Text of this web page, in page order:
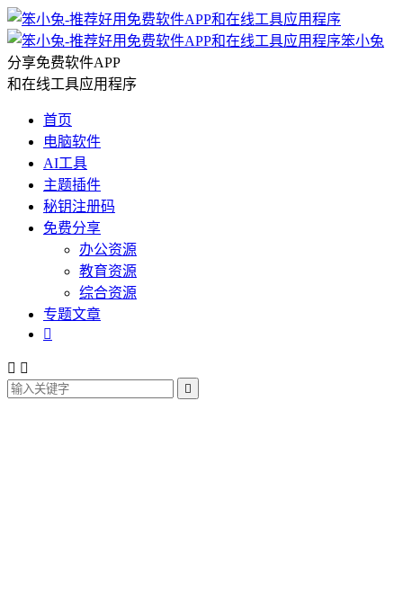
笨小兔
分享免费软件APP
和在线工具应用程序
首页
电脑软件
AI工具
主题插件
秘钥注册码
免费分享
办公资源
教育资源
综合资源
专题文章

 
